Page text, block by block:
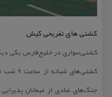
كشتی های تفریحی كیش
كشتی‌سواری در خلیج‌فارس یكی
جنگ‌های شادی از مهمانان